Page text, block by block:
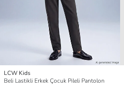
LCW Kids
Beli Lastikli Erkek Çocuk Pileli Pantolon